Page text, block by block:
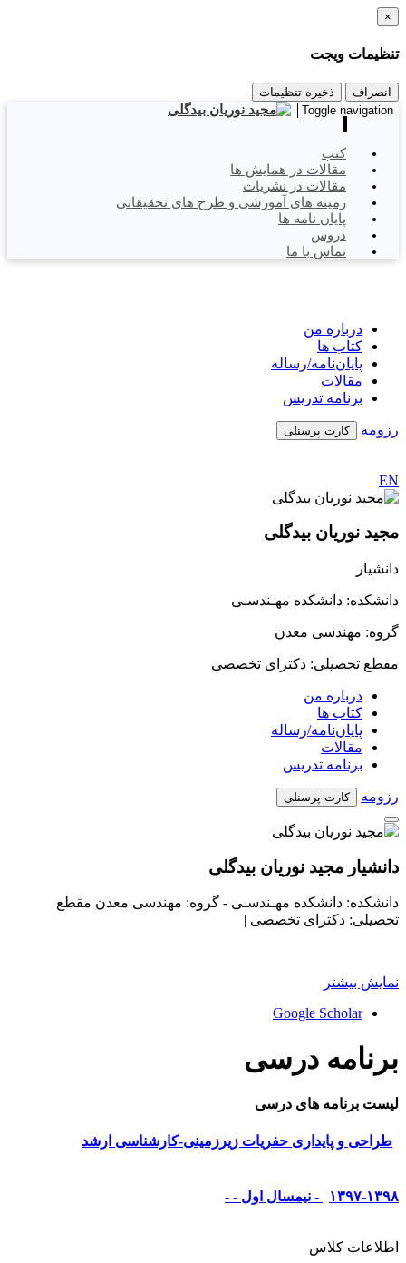
×
تنظیمات ویجت
انصراف
ذخیره تنظیمات
Toggle navigation
کتب
مقالات در همایش ها
مقالات در نشریات
زمینه های آموزشی و طرح های تحقیقاتی
پایان نامه ها
دروس
تماس با ما
درباره من
کتاب ها
پایان‌نامه‌/رساله
مقالات
برنامه تدریس
رزومه کارت پرسنلی
EN
مجید نوریان بیدگلی
دانشیار
دانشکده: دانشکده مهـندسـی
گروه: مهندسی معدن
مقطع تحصیلی: دکترای تخصصی
درباره من
کتاب ها
پایان‌نامه‌/رساله
مقالات
برنامه تدریس
رزومه کارت پرسنلی
دانشیار مجید نوریان بیدگلی
دانشکده: دانشکده مهـندسـی - گروه: مهندسی معدن مقطع
تحصیلی: دکترای تخصصی |
نمایش بیشتر
Google Scholar
برنامه درسی
لیست برنامه های درسی
طراحی و پایداری حفریات زیرزمینی-کارشناسی ارشد
۱۳۹۷-۱۳۹۸ - نیمسال اول - -
اطلاعات کلاس